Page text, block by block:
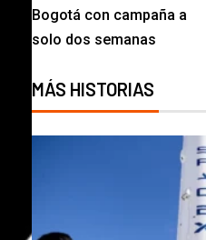
Bogotá con campaña a
solo dos semanas
MÁS HISTORIAS